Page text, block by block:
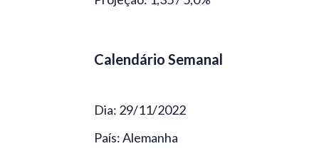
Calendário Semanal
Dia: 29/11/2022
País: Alemanha